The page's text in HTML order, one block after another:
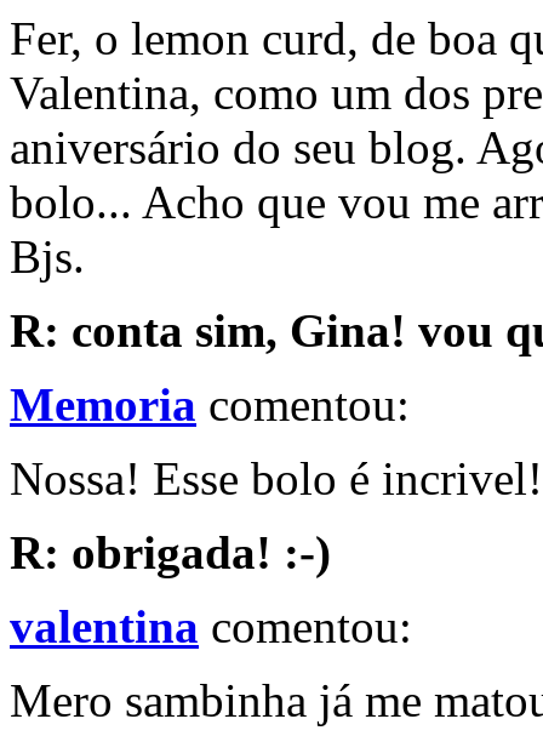
Fer, o lemon curd, de boa
Valentina, como um dos
aniversário do seu blog.
bolo... Acho que vou me
Bjs.
R: conta sim, Gina! vou
Memoria comentou:
Nossa! Esse bolo é
R: obrigada! :-)
valentina comentou:
Mero sambinha já me